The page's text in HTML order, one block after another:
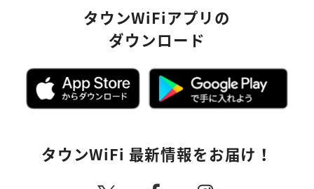
タウンWiFiアプリの
ダウンロード
タウンWiFi 最新情報をお届け！